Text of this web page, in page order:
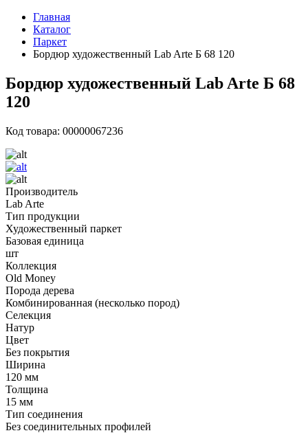
Главная
Каталог
Паркет
Бордюр художественный Lab Arte Б 68 120
Бордюр художественный Lab Arte Б 68
120
Код товара: 00000067236
Производитель
Lab Arte
Тип продукции
Художественный паркет
Базовая единица
шт
Коллекция
Old Money
Порода дерева
Комбинированная (несколько пород)
Селекция
Натур
Цвет
Без покрытия
Ширина
120 мм
Толщина
15 мм
Тип соединения
Без соединительных профилей